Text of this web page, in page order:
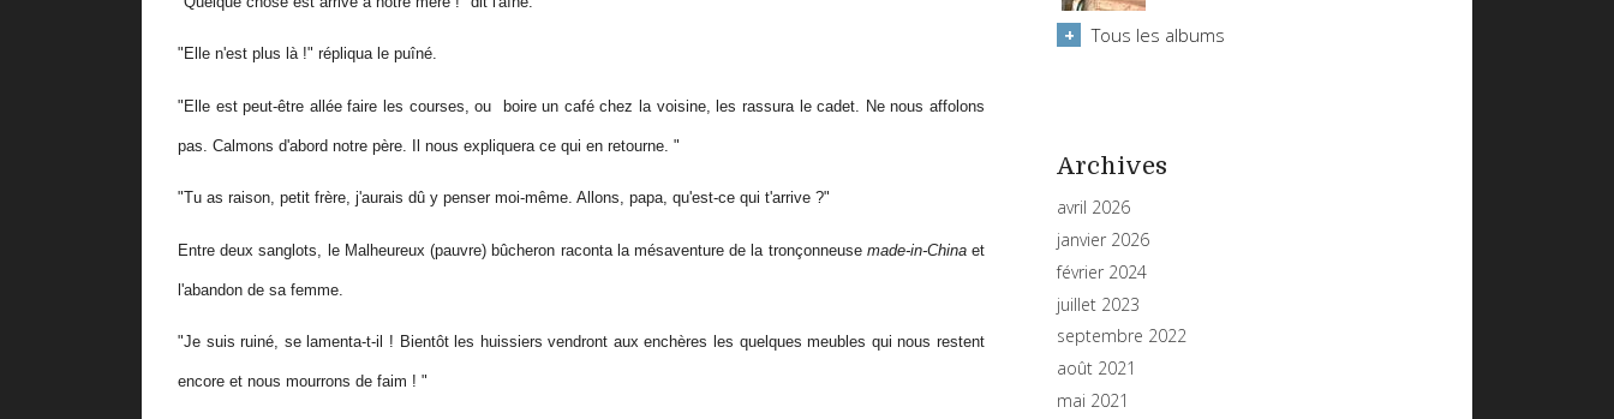
"Elle n'est plus là !" répliqua le puîné.
"Elle est peut-être allée faire les courses, ou boire un café chez la voisine, les rassura le cadet. Ne nous affolons
pas. Calmons d'abord notre père. Il nous expliquera ce qui en retourne. "
"Tu as raison, petit frère, j'aurais dû y penser moi-même. Allons, papa, qu'est-ce qui t'arrive ?"
Entre deux sanglots, le Malheureux (pauvre) bûcheron raconta la mésaventure de la tronçonneuse made-in-Chinaet
l'abandon de sa femme.
"Je suis ruiné, se lamenta-t-il ! Bientôt les huissiers vendront aux enchères les quelques meubles qui nous restent
encore et nous mourrons de faim ! "
Tous les albums
Archives
avril 2026
janvier 2026
février 2024
juillet 2023
septembre 2022
août 2021
mai 2021